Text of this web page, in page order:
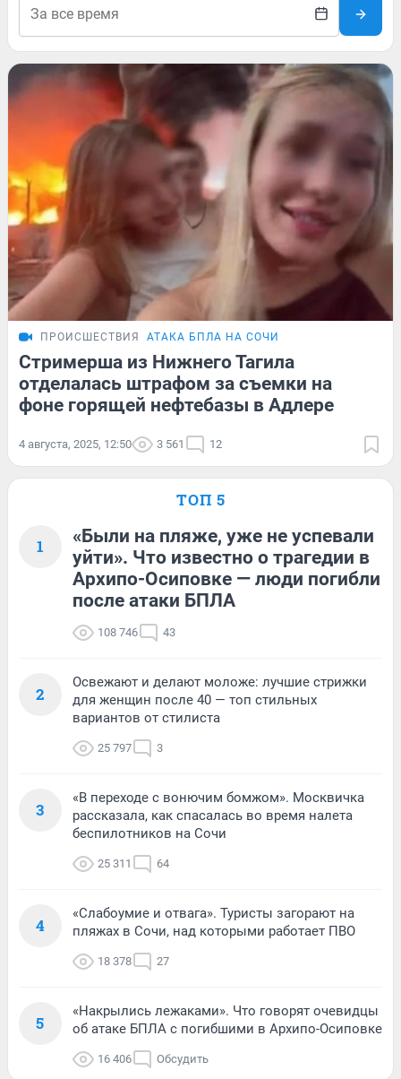
ПРОИСШЕСТВИЯ АТАКА БПЛА НА СОЧИ
Стримерша из Нижнего Тагила
отделалась штрафом за съемки на
фоне горящей нефтебазы в Адлере
4 августа, 2025, 12:50 3 561 12
ТОП 5
1
«Были на пляже, уже не успевали
уйти». Что известно о трагедии в
Архипо-Осиповке — люди погибли
после атаки БПЛА
108 746 43
2
Освежают и делают моложе: лучшие стрижки
для женщин после 40 — топ стильных
вариантов от стилиста
25 797 3
3
«В переходе с вонючим бомжом». Москвичка
рассказала, как спасалась во время налета
беспилотников на Сочи
25 311 64
4
«Слабоумие и отвага». Туристы загорают на
пляжах в Сочи, над которыми работает ПВО
18 378 27
5
«Накрылись лежаками». Что говорят очевидцы
об атаке БПЛА с погибшими в Архипо-Осиповке
16 406 Обсудить